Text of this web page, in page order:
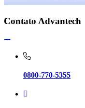
Contato Advantech
0800-770-5355